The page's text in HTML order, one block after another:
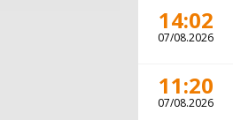
14:02
07/08.2026
11:20
07/08.2026